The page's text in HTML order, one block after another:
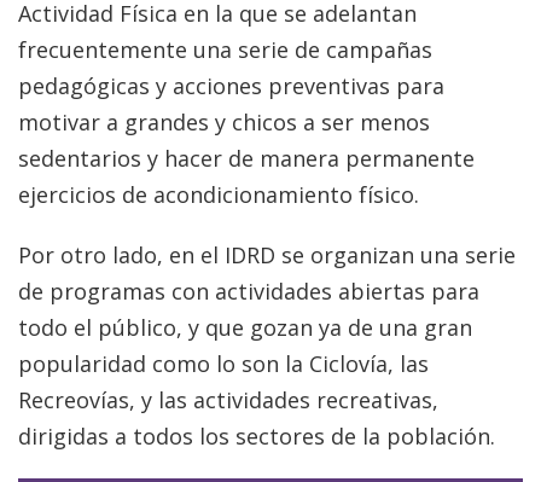
Actividad Física en la que se adelantan
frecuentemente una serie de campañas
pedagógicas y acciones preventivas para
motivar a grandes y chicos a ser menos
sedentarios y hacer de manera permanente
ejercicios de acondicionamiento físico.
Por otro lado, en el IDRD se organizan una serie
de programas con actividades abiertas para
todo el público, y que gozan ya de una gran
popularidad como lo son la Ciclovía, las
Recreovías, y las actividades recreativas,
dirigidas a todos los sectores de la población.